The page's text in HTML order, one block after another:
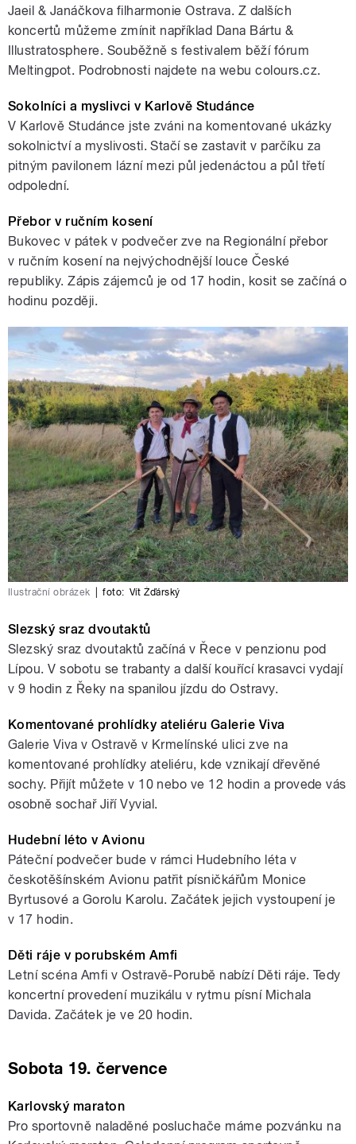
Jaeil & Janáčkova filharmonie Ostrava. Z dalších
koncertů můžeme zmínit například Dana Bártu &
Illustratosphere. Souběžně s festivalem běží fórum
Meltingpot. Podrobnosti najdete na webu colours.cz.
Sokolníci a myslivci v Karlově Studánce
V Karlově Studánce jste zváni na komentované ukázky
sokolnictví a myslivosti. Stačí se zastavit v parčíku za
pitným pavilonem lázní mezi půl jedenáctou a půl třetí
odpolední.
Přebor v ručním kosení
Bukovec v pátek v podvečer zve na Regionální přebor
v ručním kosení na nejvýchodnější louce České
republiky. Zápis zájemců je od 17 hodin, kosit se začíná o
hodinu později.
Ilustrační obrázek foto: Vít Žďárský
Slezský sraz dvoutaktů
Slezský sraz dvoutaktů začíná v Řece v penzionu pod
Lípou. V sobotu se trabanty a další kouřící krasavci vydají
v 9 hodin z Řeky na spanilou jízdu do Ostravy.
Komentované prohlídky ateliéru Galerie Viva
Galerie Viva v Ostravě v Krmelínské ulici zve na
komentované prohlídky ateliéru, kde vznikají dřevěné
sochy. Přijít můžete v 10 nebo ve 12 hodin a provede vás
osobně sochař Jiří Vyvial.
Hudební léto v Avionu
Páteční podvečer bude v rámci Hudebního léta v
českotěšínském Avionu patřit písničkářům Monice
Byrtusové a Gorolu Karolu. Začátek jejich vystoupení je
v 17 hodin.
Děti ráje v porubském Amfi
Letní scéna Amfi v Ostravě-Porubě nabízí Děti ráje. Tedy
koncertní provedení muzikálu v rytmu písní Michala
Davida. Začátek je ve 20 hodin.
Sobota 19. července
Karlovský maraton
Pro sportovně naladěné posluchače máme pozvánku na